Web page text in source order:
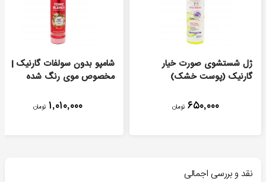
ژل شستشوی صورت خیار
گارنیک (پوست خشک)
۶۵۰,۰۰۰ تومان
شامپو بدون سولفات گارنیک |
مخصوص موی رنگ شده
۱,۰۱۰,۰۰۰ تومان
نقد و بررسی اجمالی